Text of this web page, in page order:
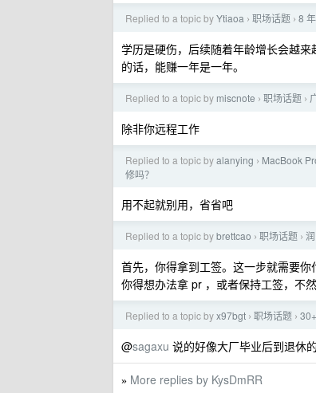
Replied to a topic byYtiaoa › 职场话题 › 8
学历是硬伤，后续随着年龄增长会越
的话，能赚一年是一年。
Replied to a topic by miscnote › 职场话题 ›
除非你远程工作
Replied to a topic byalanying › MacBook
修吗？
用不起就别用，省省吧
Replied to a topic bybrettcao › 职场话题 ›
首先，你得拿到工签。这一步就需要你
你得想办法拿 pr ，或者保持工签，不
Replied to a topic byx97bgt › 职场话题 ›
@sagaxu 说的好像大厂毕业后到退休
» More replies by KysDmRR